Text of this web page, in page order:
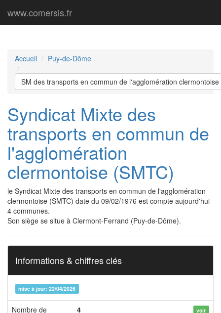
www.comersis.fr
Accueil Puy-de-Dôme
SM des transports en commun de l'agglomération clermontoise
Syndicat Mixte des
transports en commun de
l'agglomération
clermontoise (SMTC)
le Syndicat Mixte des transports en commun de l'agglomération
clermontoise (SMTC) date du 09/02/1976 est compte aujourd'hui
4 communes.
Son siège se situe à Clermont-Ferrand (Puy-de-Dôme).
Informations & chiffres clés
mise à jour: 22/04/2026
Nombre de
4 voir